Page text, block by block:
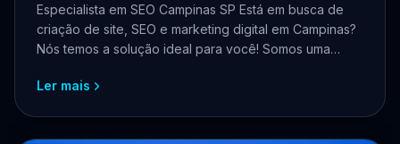
Especialista em SEO Campinas SP Está em busca de
criação de site, SEO e marketing digital em Campinas?
Nós temos a solução ideal para você! Somos uma
Ler mais